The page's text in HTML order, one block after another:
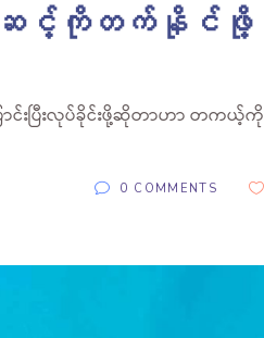
ာက်တစ်ဆင့်ကိုတက်နိုင်ဖို့
ာင်းပြီးလုပ်ခိုင်းဖို့ဆိုတာဟာ တကယ့်ကို
0 COMMENTS